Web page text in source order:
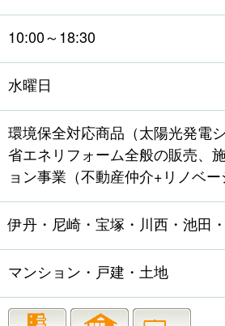
10:00～18:30
水曜日
環境保全対応商品（太陽光発電
省エネリフォーム全般の販売、
ョン事業（不動産仲介+リノベ
伊丹・尼崎・宝塚・川西・池田
マンション・戸建・土地